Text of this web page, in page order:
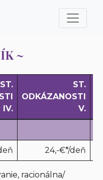
~
ST.
IV.
ST.
ODKÁZANOSTI
V.
24,-€*/deň
racionálna/